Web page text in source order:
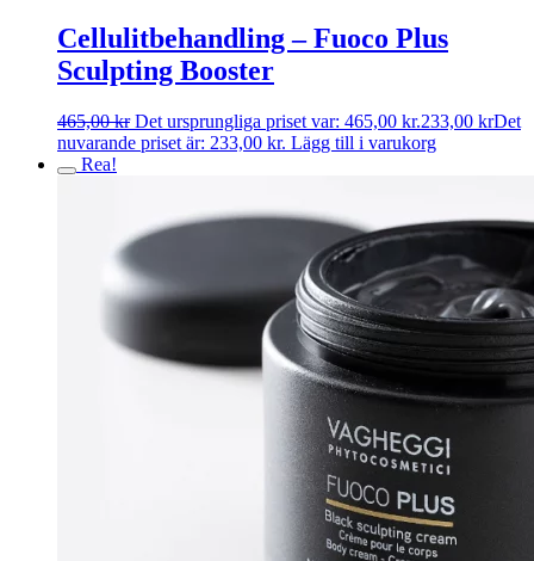
Cellulitbehandling – Fuoco Plus
Sculpting Booster
465,00kr Det ursprungliga priset var: 465,00 kr.233,00 krDet
nuvarande priset är: 233,00 kr. Lägg till i varukorg
Rea!